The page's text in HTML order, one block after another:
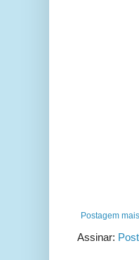
Postagem
Assinar: